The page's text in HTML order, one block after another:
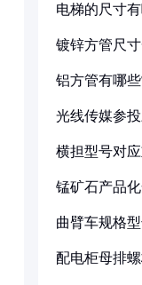
电梯的尺寸
镀锌方管尺
铝方管有哪
光线传媒参
横担型号对
锰矿石产品
曲臂车规格
配电柜母排